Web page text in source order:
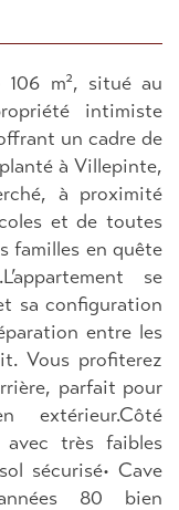
106 m², situé au
intimiste
un cadre de
à Villepinte,
à proximité
et de toutes
familles en quête
se
sa configuration
entre les
Vous profiterez
parfait pour
avec très faibles
sécurisé• Cave
80 bien